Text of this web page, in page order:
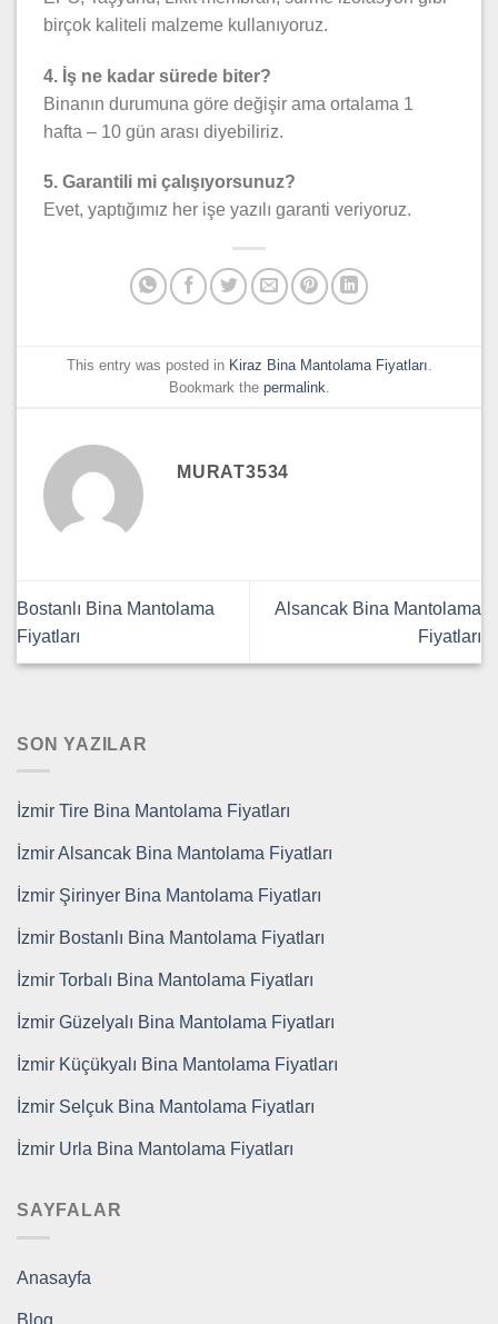
birçok kaliteli malzeme kullanıyoruz.
4. İş ne kadar sürede biter?
Binanın durumuna göre değişir ama ortalama 1
hafta – 10 gün arası diyebiliriz.
5. Garantili mi çalışıyorsunuz?
Evet, yaptığımız her işe yazılı garanti veriyoruz.
This entry was posted in Kiraz Bina Mantolama Fiyatları
Bookmark the permalink
MURAT3534
Bostanlı Bina Mantolama
Fiyatları
Alsancak Bina Mantolama
Fiyatları
SON YAZILAR
İzmir Tire Bina Mantolama Fiyatları
İzmir Alsancak Bina Mantolama Fiyatları
İzmir Şirinyer Bina Mantolama Fiyatları
İzmir Bostanlı Bina Mantolama Fiyatları
İzmir Torbalı Bina Mantolama Fiyatları
İzmir Güzelyalı Bina Mantolama Fiyatları
İzmir Küçükyalı Bina Mantolama Fiyatları
İzmir Selçuk Bina Mantolama Fiyatları
İzmir Urla Bina Mantolama Fiyatları
SAYFALAR
Anasayfa
Blog